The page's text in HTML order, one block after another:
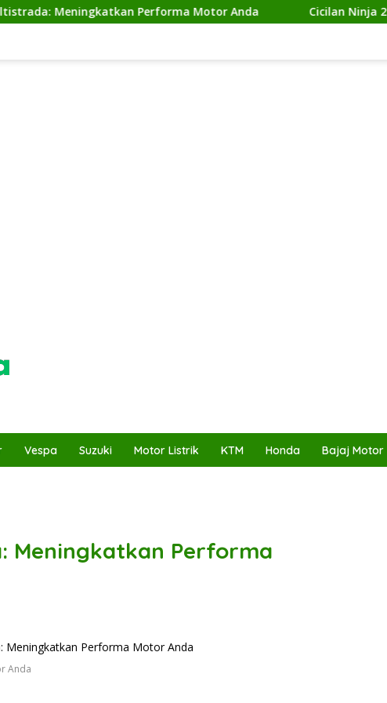
Performa Motor Anda Cicilan Ninja 2 Tak:
Vespa Suzuki Motor Listrik KTM Honda Bajaj Motor
Meningkatkan Performa
Anda